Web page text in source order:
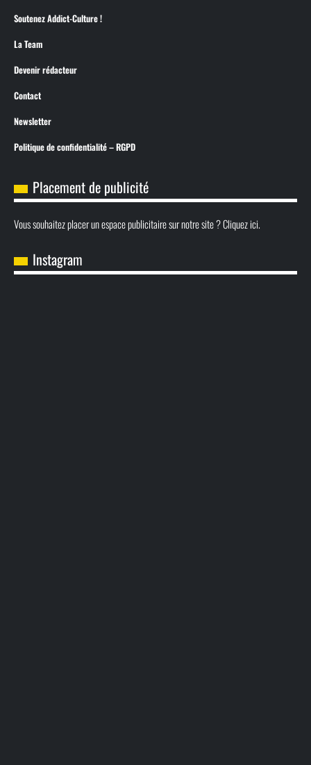
Soutenez Addict-Culture !
La Team
Devenir rédacteur
Contact
Newsletter
Politique de confidentialité – RGPD
Placement de publicité
Vous souhaitez placer un espace publicitaire sur notre site ? Cliquez ici.
Instagram